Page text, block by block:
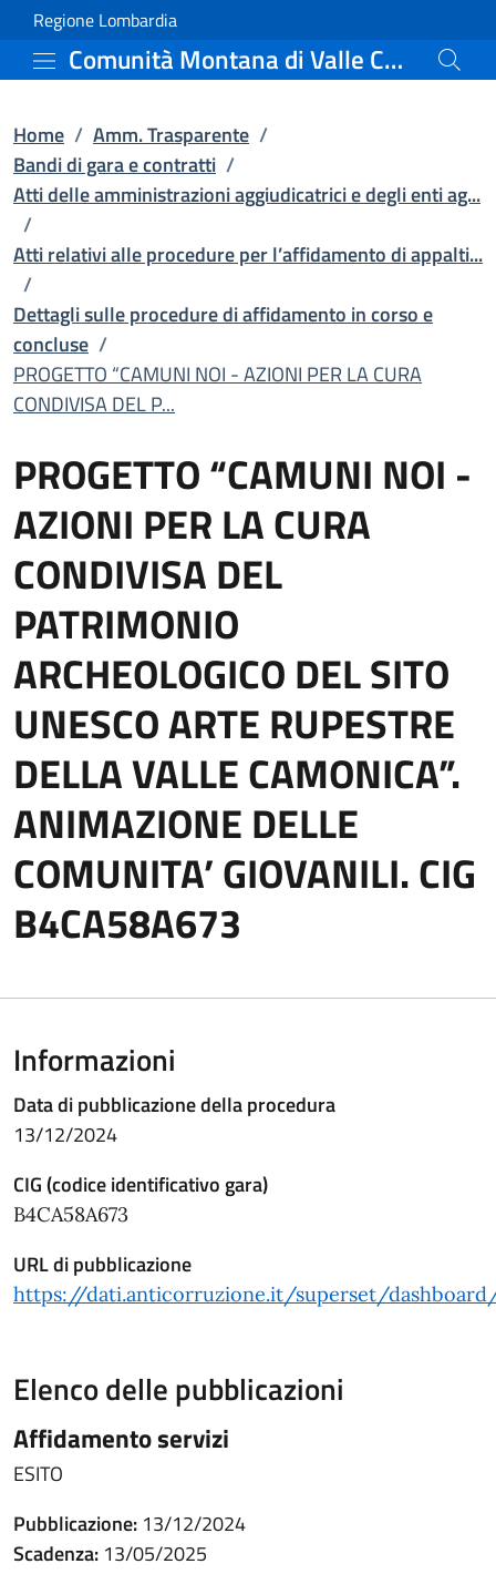
Vai al contenuto principale
PROGETTO “CAMUNI
Regione Lombardia
Comunità Montana di Valle Camonica
Home / Amm. Trasparente /
Bandi di gara e contratti /
Atti delle amministrazioni aggiudicatrici e degli enti ag...
/
Atti relativi alle procedure per l’affidamento di appalti...
/
Dettagli sulle procedure di affidamento in corso e
concluse /
PROGETTO “CAMUNI NOI - AZIONI PER LA CURA
CONDIVISA DEL P...
PROGETTO “CAMUNI NOI -
AZIONI PER LA CURA
CONDIVISA DEL
PATRIMONIO
ARCHEOLOGICO DEL SITO
UNESCO ARTE RUPESTRE
DELLA VALLE CAMONICA”.
ANIMAZIONE DELLE
COMUNITA’ GIOVANILI. CIG
B4CA58A673
Informazioni
Data di pubblicazione della procedura
13/12/2024
CIG (codice identificativo gara)
B4CA58A673
URL di pubblicazione
https://dati.anticorruzione.it/superset/
Elenco delle pubblicazioni
Affidamento servizi
ESITO
Pubblicazione: 13/12/2024
Scadenza: 13/05/2025